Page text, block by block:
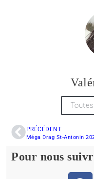
PRÉCÉDENT
Pour nous